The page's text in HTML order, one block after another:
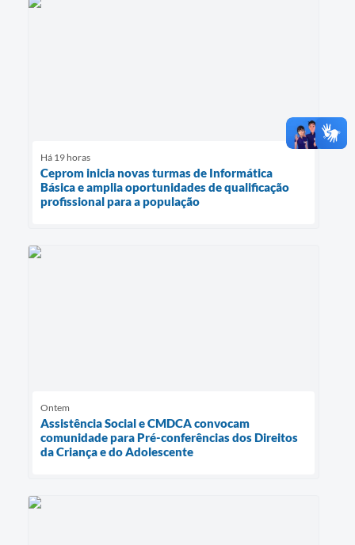
Há 19 horas
Ceprom inicia novas turmas de Informática
Básica e amplia oportunidades de qualificação
profissional para a população
Ontem
Assistência Social e CMDCA convocam
comunidade para Pré-conferências dos Direitos
da Criança e do Adolescente